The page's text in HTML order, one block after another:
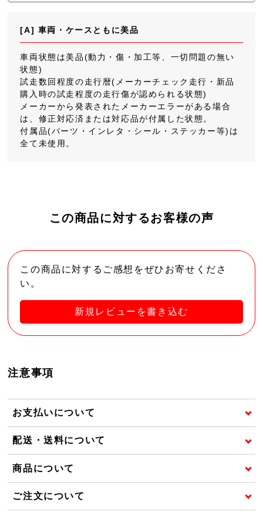
[A] 車両・ケースともに美品
車両状態は美品(動力・傷・加工等、一切問題の無い
状態)
試走数回程度の走行暦(メーカーチェック走行・新品
購入時の試走程度の走行傷が認められる状態)
メーカーから発表されたメーカーエラーがある場合
は、修正対応済または対応品が付属した状態。
付属品(パーツ・インレタ・シール・ステッカー等)は
全て未使用。
この商品に対するお客様の声
この商品に対するご感想をぜひお寄せくださ
い。
新規レビューを書き込む
注意事項
お支払いについて
配送・送料について
商品について
ご注文について